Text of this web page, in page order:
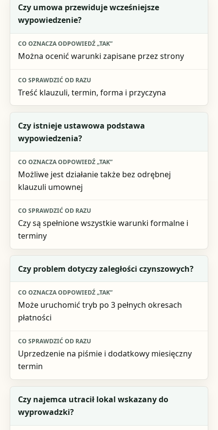
Pytanie na start
Co sprawdzić od razu
Czy umowa przewiduje wcześniejsze
wypowiedzenie?
Można ocenić warunki zapisane przez strony
Treść klauzuli, termin, forma i przyczyna
Czy istnieje ustawowa podstawa
wypowiedzenia?
Możliwe jest działanie także bez odrębnej
klauzuli umownej
Czy są spełnione wszystkie warunki formalne i
terminy
Czy problem dotyczy zaległości czynszowych?
Może uruchomić tryb po 3 pełnych okresach
płatności
Uprzedzenie na piśmie i dodatkowy miesięczny
termin
Czy najemca utracił lokal wskazany do
wyprowadzki?